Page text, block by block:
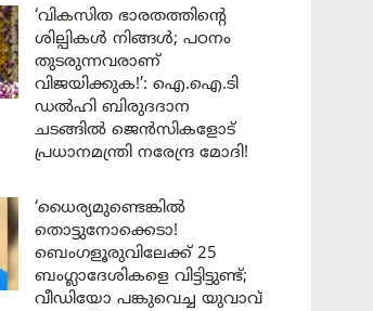
‘വികസിത ഭാരതത്തിന്റെ
ശില്പികൾ നിങ്ങൾ; പഠനം
തുടരുന്നവരാണ്
വിജയിക്കുക!’: ഐ.ഐ.ടി
ഡൽഹി ബിരുദദാന
ചടങ്ങിൽ ജെൻസികളോട്
പ്രധാനമന്ത്രി നരേന്ദ്ര മോദി!
‘ധൈര്യമുണ്ടെങ്കിൽ
തൊട്ടുനോക്കെടാ!
ബെംഗളൂരുവിലേക്ക് 25
ബംഗ്ലാദേശികളെ വിട്ടിട്ടുണ്ട്;
വീഡിയോ പങ്കുവെച്ച യുവാവ്